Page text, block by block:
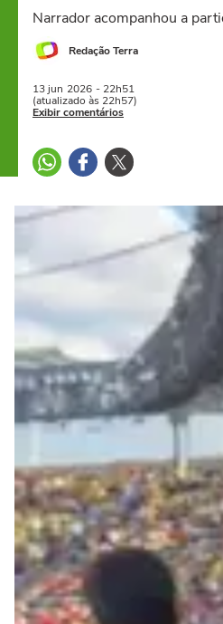
Narrador acompanhou a
Redação Terra
13 jun 2026 - 22h51
(atualizado às 22h57)
Exibir comentários